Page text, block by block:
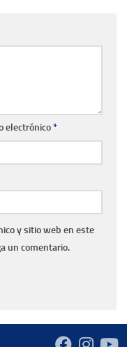
electrónico*
y sitio web en este
un comentario.